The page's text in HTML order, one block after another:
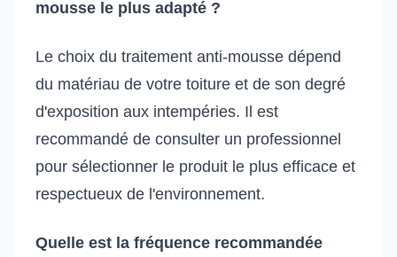
mousse le plus adapté ?
Le choix du traitement anti-mousse dépend
du matériau de votre toiture et de son degré
d'exposition aux intempéries. Il est
recommandé de consulter un professionnel
pour sélectionner le produit le plus efficace et
respectueux de l'environnement.
Quelle est la fréquence recommandée